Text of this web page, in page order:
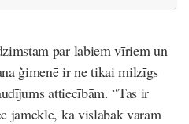
par labiem vīriem un
ģimenē ir ne tikai milzīgs
attiecībām. “Tas ir
jāmeklē, kā vislabāk varam